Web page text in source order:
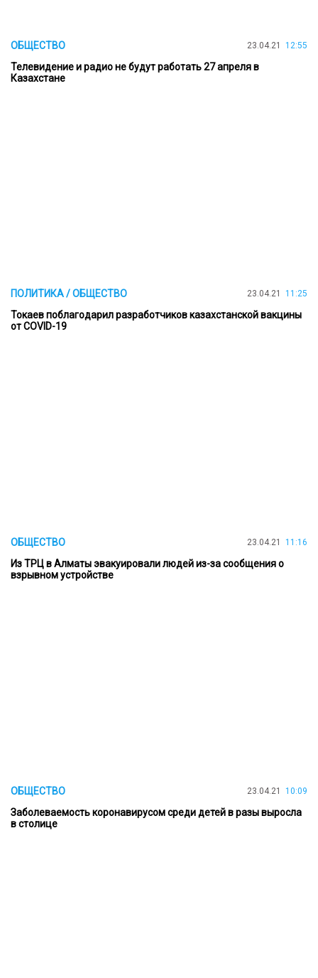
ОБЩЕСТВО 23.04.21 12:55
Телевидение и радио не будут работать 27 апреля в
Казахстане
ПОЛИТИКА / ОБЩЕСТВО 23.04.21 11:25
Токаев поблагодарил разработчиков казахстанской вакцины
от COVID-19
ОБЩЕСТВО 23.04.21 11:16
Из ТРЦ в Алматы эвакуировали людей из-за сообщения о
взрывном устройстве
ОБЩЕСТВО 23.04.21 10:09
Заболеваемость коронавирусом среди детей в разы выросла
в столице